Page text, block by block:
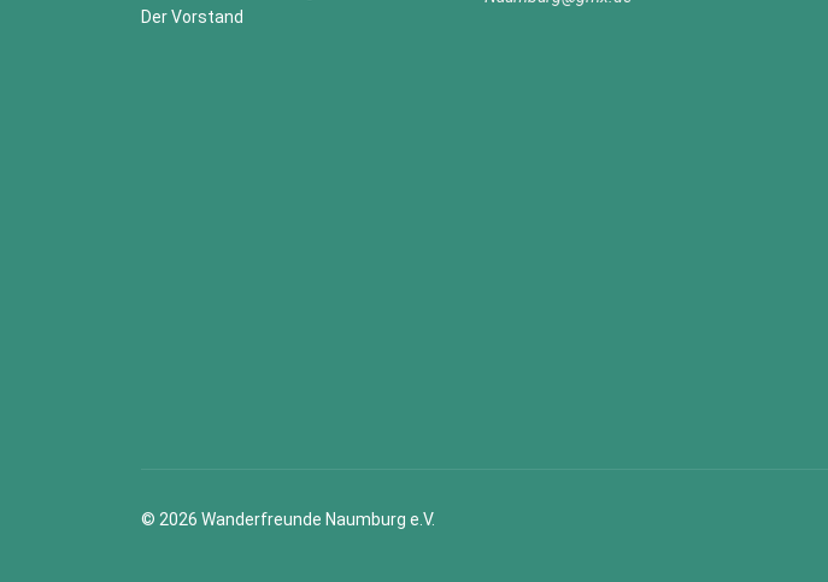
Der Vorstand
© 2026 Wanderfreunde Naumburg e.V.